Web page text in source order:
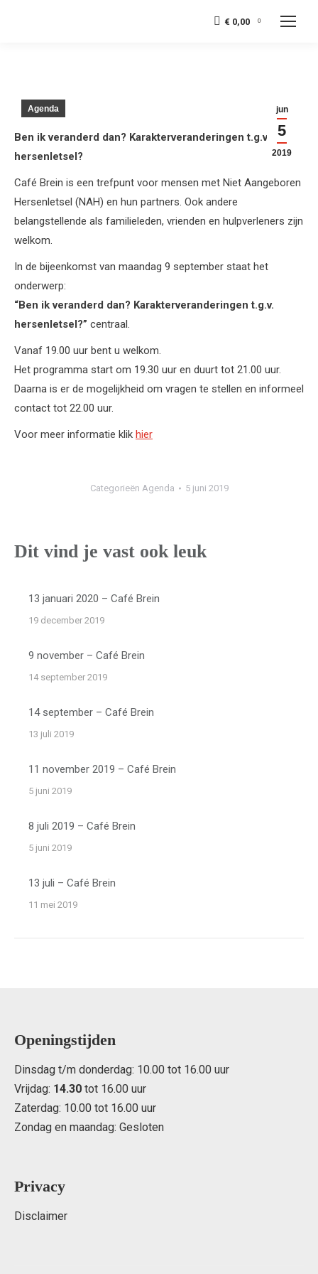
€ 0,00 0
jun
5
2019
Agenda
Ben ik veranderd dan? Karakterveranderingen t.g.v.
hersenletsel?
Café Brein is een trefpunt voor mensen met Niet Aangeboren
Hersenletsel (NAH) en hun partners. Ook andere
belangstellende als familieleden, vrienden en hulpverleners zijn
welkom.
In de bijeenkomst van maandag 9 september staat het
onderwerp:
“Ben ik veranderd dan? Karakterveranderingen t.g.v.
hersenletsel?” centraal.
Vanaf 19.00 uur bent u welkom.
Het programma start om 19.30 uur en duurt tot 21.00 uur.
Daarna is er de mogelijkheid om vragen te stellen en informeel
contact tot 22.00 uur.
Voor meer informatie klik hier
Categorieën Agenda 5 juni 2019
Dit vind je vast ook leuk
13 januari 2020 – Café Brein
19 december 2019
9 november – Café Brein
14 september 2019
14 september – Café Brein
13 juli 2019
11 november 2019 – Café Brein
5 juni 2019
8 juli 2019 – Café Brein
5 juni 2019
13 juli – Café Brein
11 mei 2019
Openingstijden
Dinsdag t/m donderdag: 10.00 tot 16.00 uur
Vrijdag: 14.30 tot 16.00 uur
Zaterdag: 10.00 tot 16.00 uur
Zondag en maandag: Gesloten
Privacy
Disclaimer